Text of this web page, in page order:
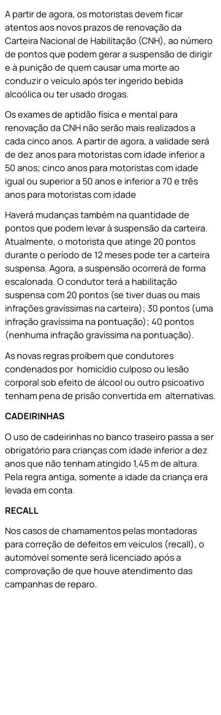
A partir de agora, os motoristas devem ficar
atentos aos novos prazos de renovação da
Carteira Nacional de Habilitação (CNH), ao número
de pontos que podem gerar a suspensão de dirigir
e à punição de quem causar uma morte ao
conduzir o veículo após ter ingerido bebida
alcoólica ou ter usado drogas.
Os exames de aptidão física e mental para
renovação da CNH não serão mais realizados a
cada cinco anos. A partir de agora, a validade será
de dez anos para motoristas com idade inferior a
50 anos; cinco anos para motoristas com idade
igual ou superior a 50 anos e inferior a 70 e três
anos para motoristas com idade
Haverá mudanças também na quantidade de
pontos que podem levar à suspensão da carteira.
Atualmente, o motorista que atinge 20 pontos
durante o período de 12 meses pode ter a carteira
suspensa. Agora, a suspensão ocorrerá de forma
escalonada. O condutor terá a habilitação
suspensa com 20 pontos (se tiver duas ou mais
infrações gravíssimas na carteira); 30 pontos (uma
infração gravíssima na pontuação); 40 pontos
(nenhuma infração gravíssima na pontuação).
As novas regras proíbem que condutores
condenados por homicídio culposo ou lesão
corporal sob efeito de álcool ou outro psicoativo
tenham pena de prisão convertida em alternativas.
CADEIRINHAS
O uso de cadeirinhas no banco traseiro passa a ser
obrigatório para crianças com idade inferior a dez
anos que não tenham atingido 1,45 m de altura.
Pela regra antiga, somente a idade da criança era
levada em conta.
RECALL
Nos casos de chamamentos pelas montadoras
para correção de defeitos em veículos (recall), o
automóvel somente será licenciado após a
comprovação de que houve atendimento das
campanhas de reparo.